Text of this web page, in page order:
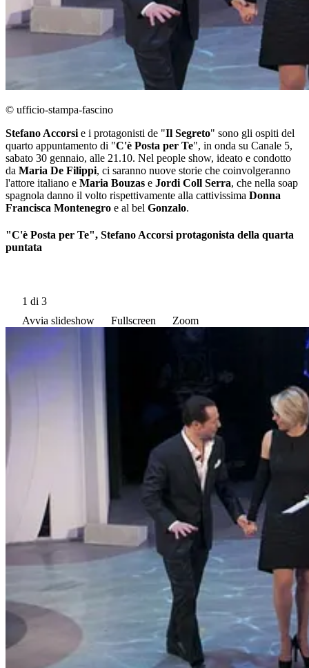
© ufficio-stampa-fascino
Stefano Accorsi e i protagonisti de "Il Segreto" sono gli ospiti del
quarto appuntamento di "C'è Posta per Te", in onda su Canale 5,
sabato 30 gennaio, alle 21.10. Nel people show, ideato e condotto
da Maria De Filippi, ci saranno nuove storie che coinvolgeranno
l'attore italiano e Maria Bouzas e Jordi Coll Serra, che nella soap
spagnola danno il volto rispettivamente alla cattivissima Donna
Francisca Montenegro e al bel Gonzalo.
"C'è Posta per Te", Stefano Accorsi protagonista della quarta
puntata
1 di 3
Avvia slideshow
Fullscreen Zoom